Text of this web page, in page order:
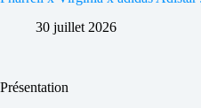
30 juillet 2026
Présentation